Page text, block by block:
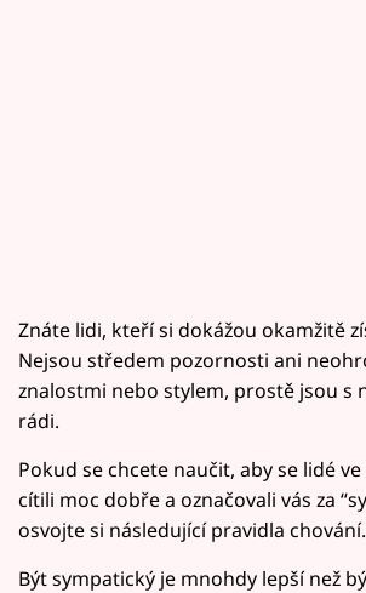
Znáte lidi, kteří si dokážou okamžitě
Nejsou středem pozornosti ani
znalostmi nebo stylem, prostě jsou s
rádi.
Pokud se chcete naučit, aby se lidé
cítili moc dobře a označovali vás za
osvojte si následující pravidla chování.
Být sympatický je mnohdy lepší než